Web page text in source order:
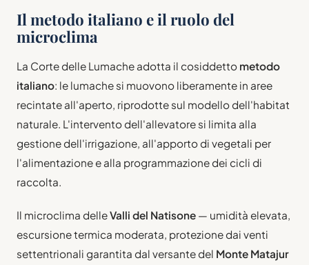
Il metodo italiano e il ruolo del
microclima
La Corte delle Lumache adotta il cosiddetto metodo
italiano: le lumache si muovono liberamente in aree
recintate all'aperto, riprodotte sul modello dell'habitat
naturale. L'intervento dell'allevatore si limita alla
gestione dell'irrigazione, all'apporto di vegetali per
l'alimentazione e alla programmazione dei cicli di
raccolta.
Il microclima delleValli del Natisone — umidità elevata,
escursione termica moderata, protezione dai venti
settentrionali garantita dal versante del Monte Matajur